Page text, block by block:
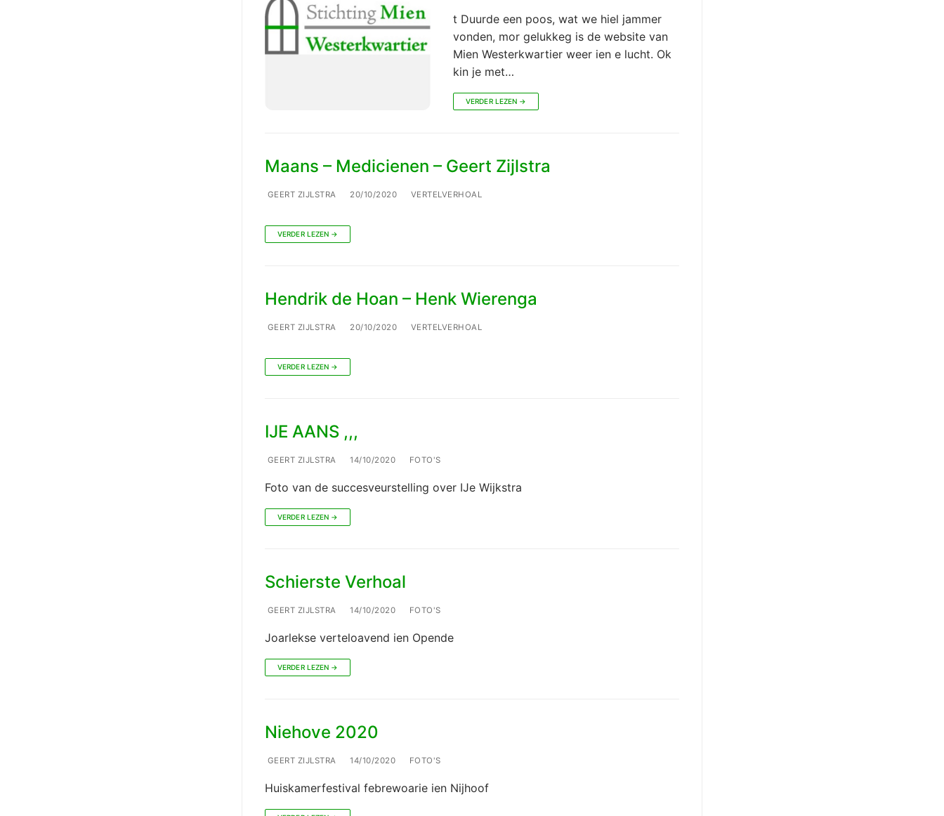
t Duurde een poos, wat we hiel jammer
vonden, mor gelukkeg is de website van
Mien Westerkwartier weer ien e lucht. Ok
kin je met…
VERDER LEZEN →
Maans – Medicienen – Geert Zijlstra
GEERT ZIJLSTRA 20/10/2020 VERTELVERHOAL
VERDER LEZEN →
Hendrik de Hoan – Henk Wierenga
GEERT ZIJLSTRA 20/10/2020 VERTELVERHOAL
VERDER LEZEN →
IJE AANS ,,,
GEERT ZIJLSTRA 14/10/2020 FOTO'S
Foto van de succesveurstelling over IJe Wijkstra
VERDER LEZEN →
Schierste Verhoal
GEERT ZIJLSTRA 14/10/2020 FOTO'S
Joarlekse verteloavend ien Opende
VERDER LEZEN →
Niehove 2020
GEERT ZIJLSTRA 14/10/2020 FOTO'S
Huiskamerfestival febrewoarie ien Nijhoof